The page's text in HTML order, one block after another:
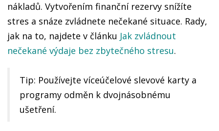
nákladů. Vytvořením finanční rezervy snížíte
stres a snáze zvládnete nečekané situace. Rady,
jak na to, najdete v článku Jak zvládnout
nečekané výdaje bez zbytečného stresu.
Tip: Používejte víceúčelové slevové karty a
programy odměn k dvojnásobnému
ušetření.